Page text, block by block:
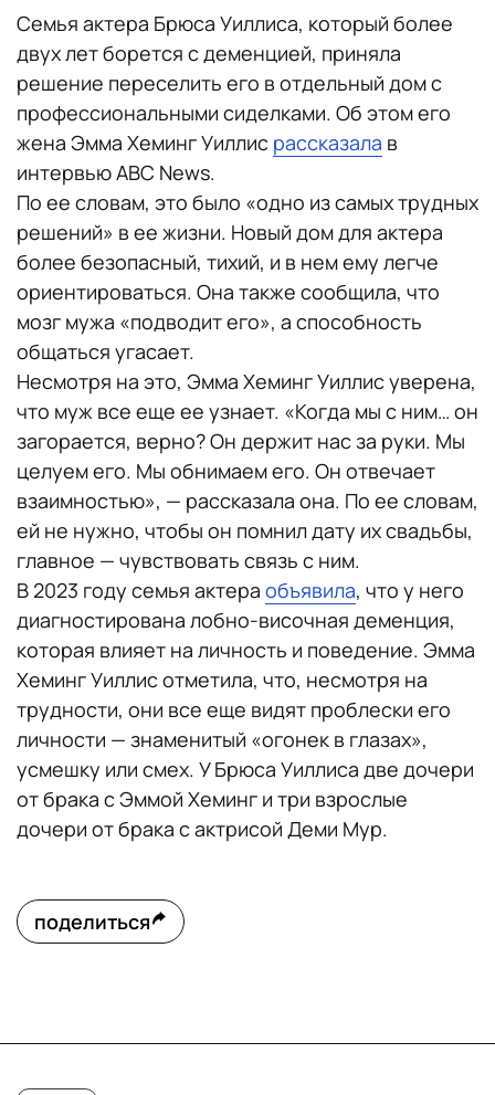
Семья актера Брюса Уиллиса, который более
двух лет борется с деменцией, приняла
решение переселить его в отдельный дом с
профессиональными сиделками. Об этом его
жена Эмма Хеминг Уиллис рассказала в
интервью ABC News.
По ее словам, это было «одно из самых трудных
решений» в ее жизни. Новый дом для актера
более безопасный, тихий, и в нем ему легче
ориентироваться. Она также сообщила, что
мозг мужа «подводит его», а способность
общаться угасает.
Несмотря на это, Эмма Хеминг Уиллис уверена,
что муж все еще ее узнает. «Когда мы с ним… он
загорается, верно? Он держит нас за руки. Мы
целуем его. Мы обнимаем его. Он отвечает
взаимностью», — рассказала она. По ее словам,
ей не нужно, чтобы он помнил дату их свадьбы,
главное — чувствовать связь с ним.
В 2023 году семья актера объявила, что у него
диагностирована лобно-височная деменция,
которая влияет на личность и поведение. Эмма
Хеминг Уиллис отметила, что, несмотря на
трудности, они все еще видят проблески его
личности — знаменитый «огонек в глазах»,
усмешку или смех. У Брюса Уиллиса две дочери
от брака с Эммой Хеминг и три взрослые
дочери от брака с актрисой Деми Мур.
поделиться